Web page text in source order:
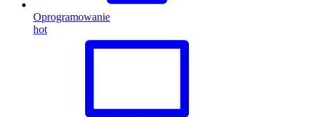
Oprogramowanie
hot